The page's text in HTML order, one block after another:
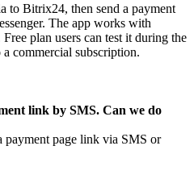
to Bitrix24, then send a payment
The app works with
plan users can test it during the
commercial subscription.
link by SMS. Can we do
payment page link via SMS or